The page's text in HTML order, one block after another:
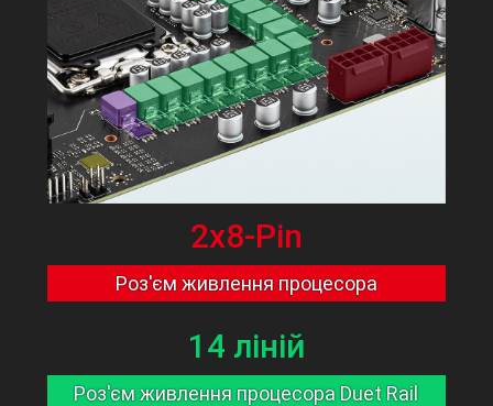
2x8-Pin
Роз'єм живлення процесора
14 ліній
Роз'єм живлення процесора Duet Rail